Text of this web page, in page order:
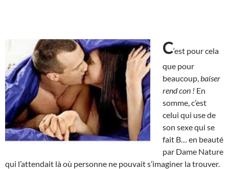
C‘est pour cela
que pour
beaucoup, baiser
rend con ! En
somme, c’est
celui qui use de
son sexe qui se
fait B… en beauté
par Dame Nature
qui l’attendait là où personne ne pouvait s’imaginer la trouver.